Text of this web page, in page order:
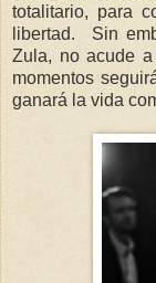
totalitario, para
libertad. Sin
Zula, no acude
momentos
ganará la vida